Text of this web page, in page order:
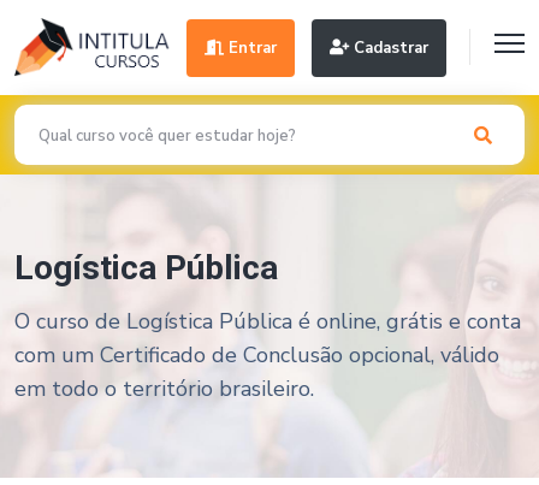
Entrar Cadastrar
Logística Pública
O curso de Logística Pública é online, grátis e conta
com um Certificado de Conclusão opcional, válido
em todo o território brasileiro.